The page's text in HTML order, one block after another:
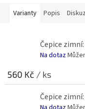
Varianty Popis
Čepice zimní:
Na dotaz
560 Kč / ks
Čepice zimní: